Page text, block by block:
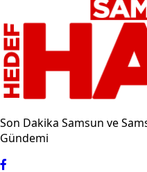
Son Dakika Samsun ve
Gündemi